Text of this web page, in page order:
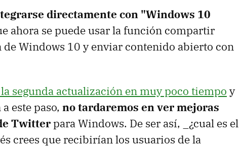
directamente con "Windows 10
ahora se puede usar la función compartir
Windows 10 y enviar contenido abierto con
segunda actualización en muy poco tiempo y
este paso, no tardaremos en ver mejoras
Twitterpara Windows. De ser así, _¿cual es el
crees que recibirían los usuarios de la